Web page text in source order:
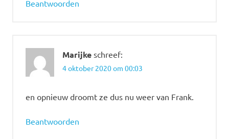
Beantwoorden
Marijke schreef:
4 oktober 2020 om 00:03
en opnieuw droomt ze dus nu weer van Frank.
Beantwoorden